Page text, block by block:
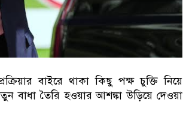
বাইরে থাকা কিছু পক্ষ চুক্তি নিয়ে
বাধা তৈরি হওয়ার আশঙ্কা উড়িয়ে দেওয়া